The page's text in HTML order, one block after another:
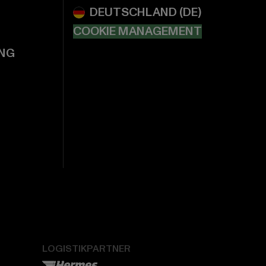
COOKIE MANAGEMENT
LOGISTIKPARTNER